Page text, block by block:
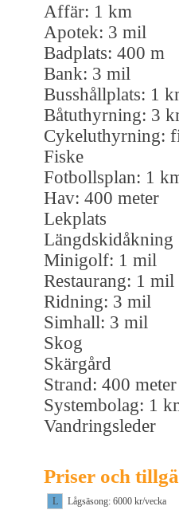
Affär: 1 km
Apotek: 3 mil
Badplats: 400 m
Bank: 3 mil
Busshållplats: 1
Båtuthyrning: 3
Cykeluthyrning:
Fiske
Fotbollsplan: 1
Hav: 400 meter
Lekplats
Längdskidåkning
Minigolf: 1 mil
Restaurang: 1 mil
Ridning: 3 mil
Simhall: 3 mil
Skog
Skärgård
Strand: 400 meter
Systembolag: 1
Vandringsleder
Priser och
L
Lågsäsong: 6000 kr/vecka